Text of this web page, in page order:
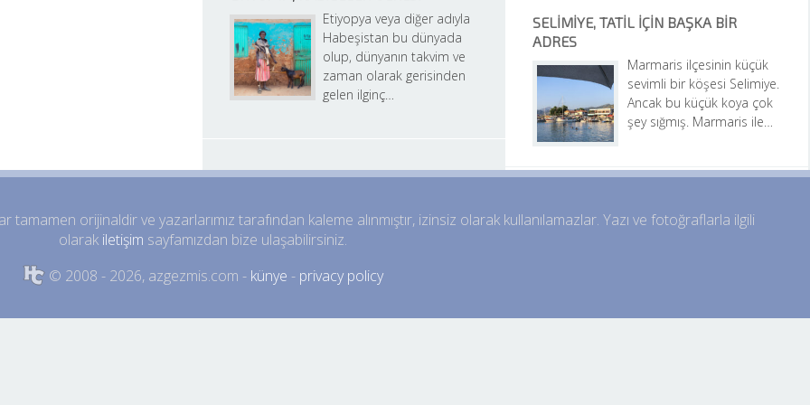
Etiyopya veya diğer adıyla
Habeşistan bu dünyada
olup, dünyanın takvim ve
zaman olarak gerisinden
gelen ilginç…
SELIMIYE, TATIL IÇIN BAŞKA BIR
ADRES
Marmaris ilçesinin küçük
sevimli bir köşesi Selimiye.
Ancak bu küçük koya çok
şey sığmış. Marmaris ile…
orijinaldir ve yazarlarımız tarafından kaleme alınmıştır, izinsiz olarak kullanılamazlar. Yazı ve fotoğraflarla ilgili
olarak iletişim sayfamızdan bize ulaşabilirsiniz.
© 2008 - 2026, azgezmis.com - künye - privacy policy